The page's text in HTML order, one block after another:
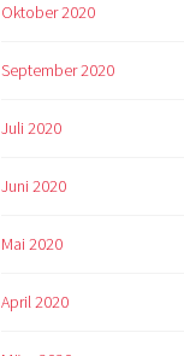
Oktober 2020
September 2020
Juli 2020
Juni 2020
Mai 2020
April 2020